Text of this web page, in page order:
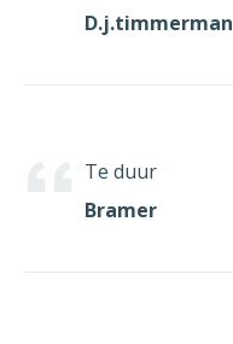
D.j.timmerman
Te duur
Bramer